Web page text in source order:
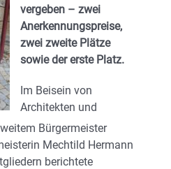
vergeben – zwei
Anerkennungspreise,
zwei zweite Plätze
sowie der erste Platz.
Im Beisein von
Architekten und
Bürgermeister
Mechtild Hermann
berichtete